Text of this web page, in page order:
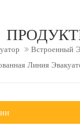
Встроенный
Линия